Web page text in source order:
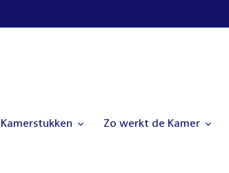
Kamerstukken Zo werkt de Kamer